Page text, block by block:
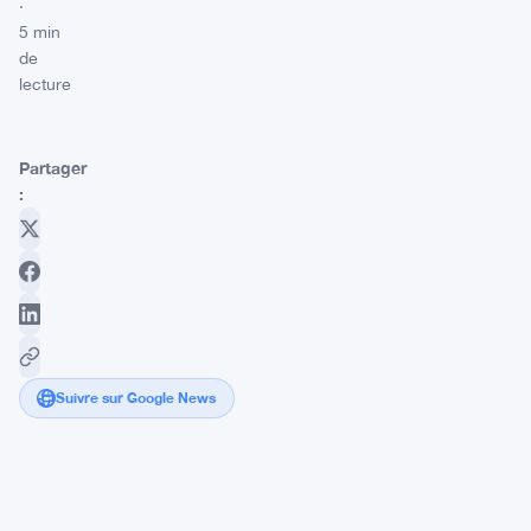
·
5 min
de
lecture
Partager
:
Suivre sur Google News